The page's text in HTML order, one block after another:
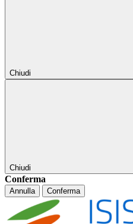
Chiudi
Chiudi
Conferma
Annulla Conferma